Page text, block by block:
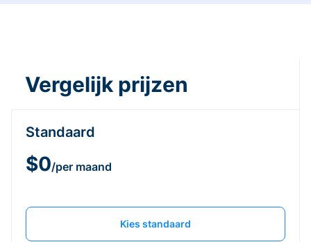
Vergelijk prijzen
Standaard
$0/per maand
Kies standaard